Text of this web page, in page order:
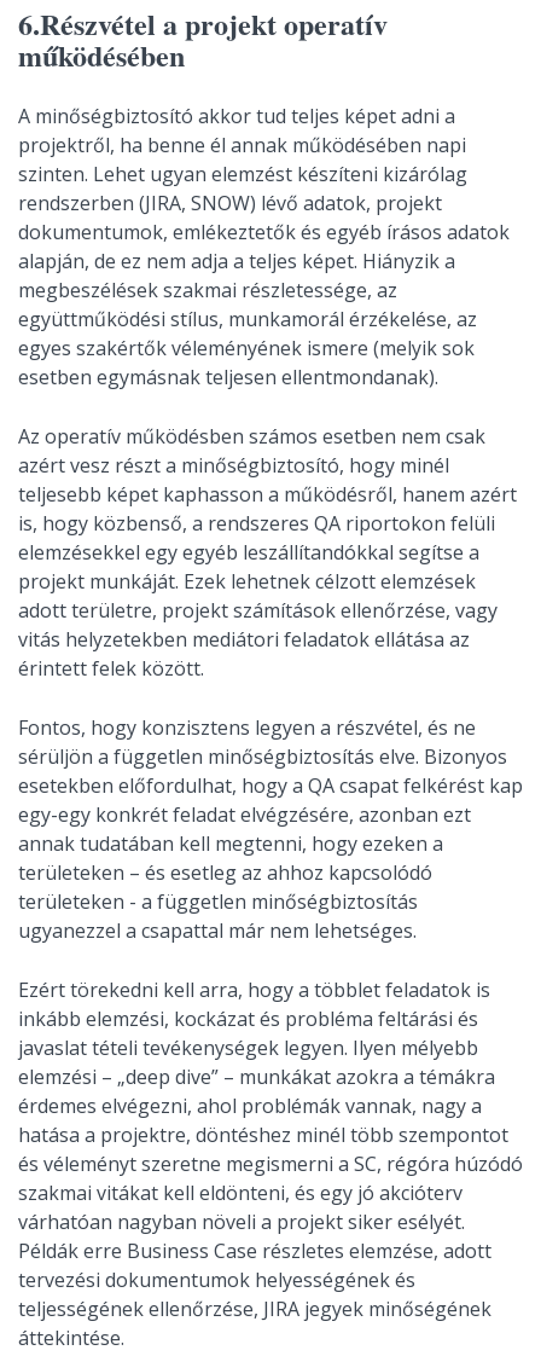
6.Részvétel a projekt operatív
működésében
A minőségbiztosító akkor tud teljes képet adni a
projektről, ha benne él annak működésében napi
szinten. Lehet ugyan elemzést készíteni kizárólag
rendszerben (JIRA, SNOW) lévő adatok, projekt
dokumentumok, emlékeztetők és egyéb írásos adatok
alapján, de ez nem adja a teljes képet. Hiányzik a
megbeszélések szakmai részletessége, az
együttműködési stílus, munkamorál érzékelése, az
egyes szakértők véleményének ismere (melyik sok
esetben egymásnak teljesen ellentmondanak).
Az operatív működésben számos esetben nem csak
azért vesz részt a minőségbiztosító, hogy minél
teljesebb képet kaphasson a működésről, hanem azért
is, hogy közbenső, a rendszeres QA riportokon felüli
elemzésekkel egy egyéb leszállítandókkal segítse a
projekt munkáját. Ezek lehetnek célzott elemzések
adott területre, projekt számítások ellenőrzése, vagy
vitás helyzetekben mediátori feladatok ellátása az
érintett felek között.
Fontos, hogy konzisztens legyen a részvétel, és ne
sérüljön a független minőségbiztosítás elve. Bizonyos
esetekben előfordulhat, hogy a QA csapat felkérést kap
egy-egy konkrét feladat elvégzésére, azonban ezt
annak tudatában kell megtenni, hogy ezeken a
területeken – és esetleg az ahhoz kapcsolódó
területeken - a független minőségbiztosítás
ugyanezzel a csapattal már nem lehetséges.
Ezért törekedni kell arra, hogy a többlet feladatok is
inkább elemzési, kockázat és probléma feltárási és
javaslat tételi tevékenységek legyen. Ilyen mélyebb
elemzési – „deep dive” – munkákat azokra a témákra
érdemes elvégezni, ahol problémák vannak, nagy a
hatása a projektre, döntéshez minél több szempontot
és véleményt szeretne megismerni a SC, régóra húzódó
szakmai vitákat kell eldönteni, és egy jó akcióterv
várhatóan nagyban növeli a projekt siker esélyét.
Példák erre Business Case részletes elemzése, adott
tervezési dokumentumok helyességének és
teljességének ellenőrzése, JIRA jegyek minőségének
áttekintése.